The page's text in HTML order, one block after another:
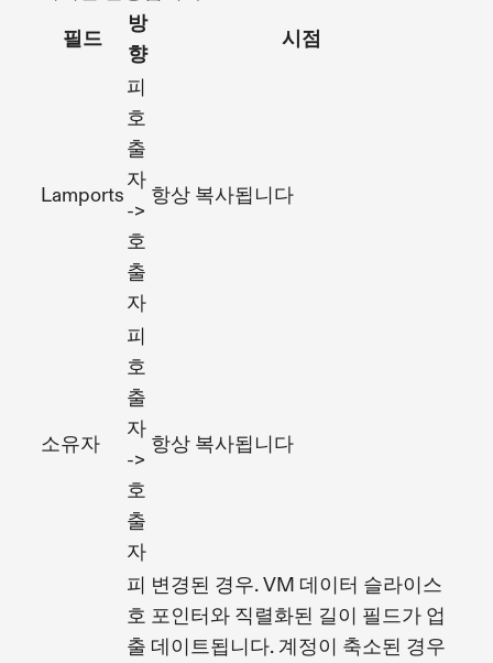
필드
방
향
시점
Lamports
피
호
출
자
->
호
출
자
항상 복사됩니다
소유자
피
호
출
자
->
호
출
자
항상 복사됩니다
피
호
출
변경된 경우. VM 데이터 슬라이스
포인터와 직렬화된 길이 필드가 업
데이트됩니다. 계정이 축소된 경우